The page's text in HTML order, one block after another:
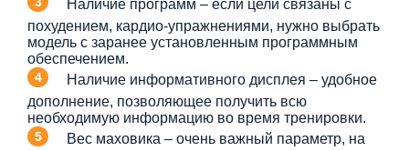
Наличие программ – если цели связаны с
похудением, кардио-упражнениями, нужно выбрать
модель с заранее установленным программным
обеспечением.
Наличие информативного дисплея – удобное
дополнение, позволяющее получить всю
необходимую информацию во время тренировки.
Вес маховика – очень важный параметр, на